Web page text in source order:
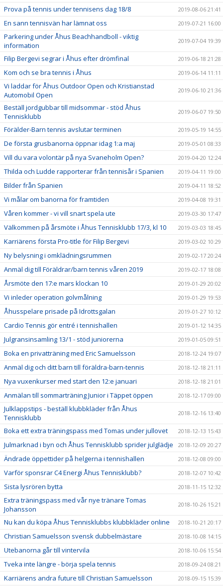
Prova på tennis under tennisens dag 18/8 2019-08-06 21:41
En sann tennisvän har lämnat oss 2019-07-21 16:00
Parkering under Åhus Beachhandboll - viktig
information
2019-07-04 19:39
Filip Bergevi segrar i Åhus efter drömfinal 2019-06-18 21:28
Kom och se bra tennis i Åhus 2019-06-14 11:11
Vi laddar för Åhus Outdoor Open och Kristianstad
Automobil Open
2019-06-10 21:36
Beställ jordgubbar till midsommar - stöd Åhus
Tennisklubb
2019-06-07 19:50
Förälder-Barn tennis avslutar terminen 2019-05-19 14:55
De första grusbanorna öppnar idag 1:a maj 2019-05-01 08:33
Vill du vara volontär på nya Svaneholm Open? 2019-04-20 12:24
Thilda och Ludde rapporterar från tennisår i Spanien 2019-04-11 19:00
Bilder från Spanien 2019-04-11 18:52
Vi målar om banorna för framtiden 2019-04-08 19:31
Våren kommer - vi vill snart spela ute 2019-03-30 17:47
Välkommen på årsmöte i Åhus Tennisklubb 17/3, kl 10 2019-03-03 18:45
Karriärens första Pro-title för Filip Bergevi 2019-03-02 10:29
Ny belysning i omklädningsrummen 2019-02-17 20:24
Anmäl dig till Föräldrar/barn tennis våren 2019 2019-02-17 18:08
Årsmöte den 17:e mars klockan 10 2019-01-29 20:02
Vi inleder operation golvmålning 2019-01-29 19:53
Åhusspelare prisade på Idrottsgalan 2019-01-27 10:12
Cardio Tennis gör entré i tennishallen 2019-01-12 14:35
Julgransinsamling 13/1 - stöd juniorerna 2019-01-05 09:51
Boka en privatträning med Eric Samuelsson 2018-12-24 19:07
Anmäl dig och ditt barn till föräldra-barn-tennis 2018-12-18 21:11
Nya vuxenkurser med start den 12:e januari 2018-12-18 21:01
Anmälan till sommarträning Junior i Täppet öppen 2018-12-17 09:00
Julklappstips - beställ klubbkläder från Åhus
Tennisklubb
2018-12-16 13:40
Boka ett extra träningspass med Tomas under jullovet 2018-12-13 15:43
Julmarknad i byn och Åhus Tennisklubb sprider julglädje 2018-12-09 20:27
Ändrade öppettider på helgerna i tennishallen 2018-12-08 09:00
Varför sponsrar C4 Energi Åhus Tennisklubb? 2018-12-07 10:42
Sista lysrören bytta 2018-11-15 12:32
Extra träningspass med vår nye tränare Tomas
Johansson
2018-10-26 15:21
Nu kan du köpa Åhus Tennisklubbs klubbkläder online 2018-10-21 20:17
Christian Samuelsson svensk dubbelmästare 2018-10-08 14:15
Utebanorna går till vintervila 2018-10-06 15:54
Tveka inte längre - börja spela tennis 2018-09-24 08:21
Karriärens andra future till Christian Samuelsson 2018-09-15 15:39